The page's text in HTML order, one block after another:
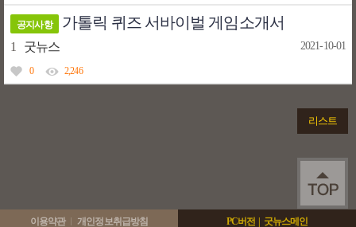
공지사항 가톨릭 퀴즈 서바이벌 게임소개서
1 굿뉴스 2021-10-01
0 2,246
리스트
이용약관 개인정보취급방침 PC버전 굿뉴스메인